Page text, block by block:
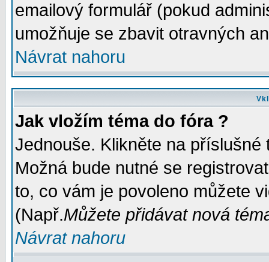
emailový formulář (pokud
umožňuje se zbavit otravných
Návrat nahoru
Jak vložím téma do fóra ?
Jednouše. Klikněte na
Možná bude nutné se
to, co vám je povoleno můžete
(Např.Můžete přidávat nová
Návrat nahoru